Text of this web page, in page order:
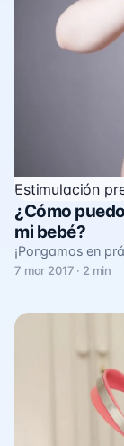
Estimulación
¿Cómo
mi bebé?
¡Pongamos en
7 mar 2017 · 2 min